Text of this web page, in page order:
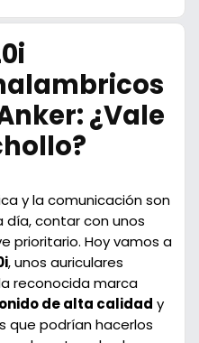
¿Vale
y la comunicación son
día, contar con unos
prioritario. Hoy vamos a
, unos auriculares
reconocida marca
de alta calidad y
que podrían hacerlos